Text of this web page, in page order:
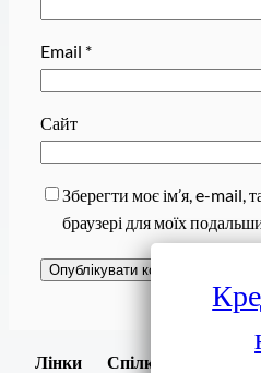
Email *
Сайт
Зберегти моє ім’я, e-mail,
браузері для моїх
Лінки Спілки